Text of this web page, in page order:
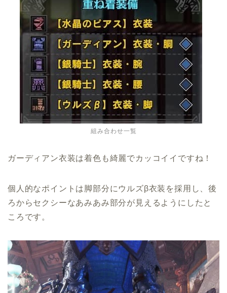
組み合わせ一覧
ガーディアン衣装は着色も綺麗でカッコイイですね！
個人的なポイントは脚部分にウルズβ衣装を採用し、後
ろからセクシーなあみあみ部分が見えるようにしたと
ころです。